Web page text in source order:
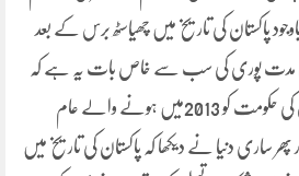
پاکستان کی تاریخ میں چھیاسٹھ برس کے بعد
مدت پوری کی سب سے خاص بات یہ ہے کہ
2008میں بننے والی پیپلز پارٹی کی حکومت کو 2013میں ہونے والے عام
ساری دنیا نے دیکھا کہ پاکستان کی تاریخ میں